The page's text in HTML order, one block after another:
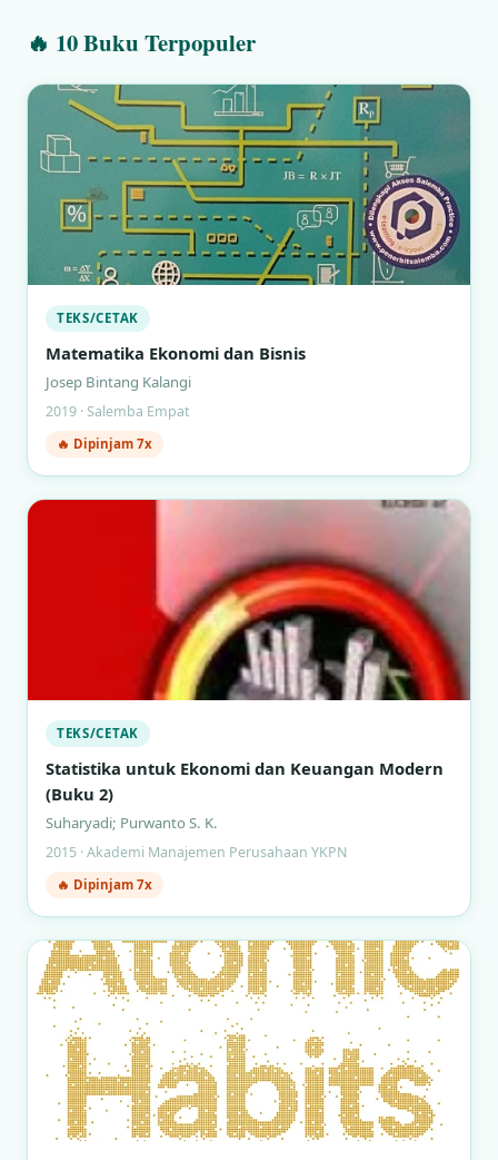
🔥 10 Buku Terpopuler
TEKS/CETAK
Matematika Ekonomi dan Bisnis
Josep Bintang Kalangi
2019 · Salemba Empat
🔥 Dipinjam 7x
TEKS/CETAK
Statistika untuk Ekonomi dan Keuangan Modern
(Buku 2)
Suharyadi; Purwanto S. K.
2015 · Akademi Manajemen Perusahaan YKPN
🔥 Dipinjam 7x